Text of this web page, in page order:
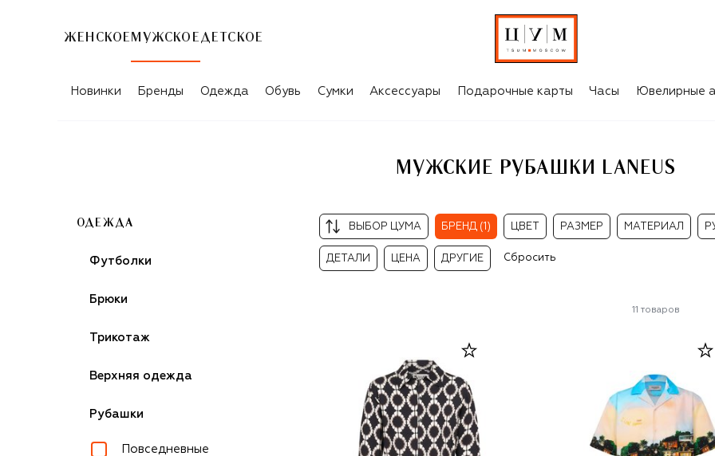
ЖЕНСКОЕ МУЖСКОЕ ДЕТСКОЕ
МУЖСКИЕ РУБАШКИ LANEUS
Новинки Бренды Одежда Обувь Сумки Аксессуары Подарочные карты Часы Ювелирные
МУЖСКИЕ РУБАШКИ LANEUS
ОДЕЖДА
Футболки
Брюки
Трикотаж
Верхняя одежда
Рубашки
Повседневные
ВЫБОР ЦУМА БРЕНД (1) ЦВЕТ РАЗМЕР МАТЕРИАЛ
ДЕТАЛИ ЦЕНА ДРУГИЕ Сбросить
11 товаров